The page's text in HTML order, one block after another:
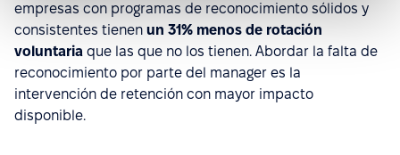
empresas con programas de reconocimiento sólidos y
consistentes tienen un 31% menos de rotación
voluntaria que las que no los tienen. Abordar la falta de
reconocimiento por parte del manager es la
intervención de retención con mayor impacto
disponible.